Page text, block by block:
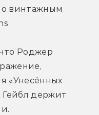
винтажным
Роджер
«Унесённых
Гейбл держит